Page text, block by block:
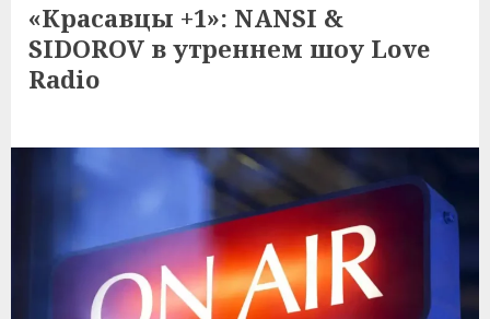
«Красавцы +1»: NANSI &
SIDOROV в утреннем шоу Love
Radio